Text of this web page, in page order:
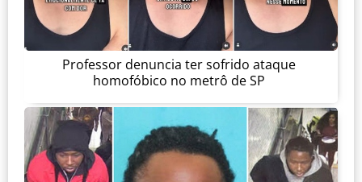
Professor denuncia ter sofrido ataque
homofóbico no metrô de SP